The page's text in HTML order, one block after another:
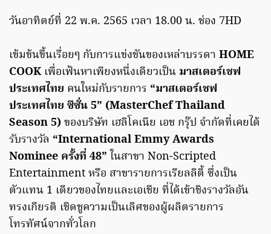
วันอาทิตย์ที่ 22 พ.ค. 2565 เวลา 18.00 น. ช่อง 7HD
เข้มข้นขึ้นเรื่อยๆ กับการแข่งขันของเหล่าบรรดา HOME
COOKเพื่อเฟ้นหาเพียงหนึ่งเดียวเป็น มาสเตอร์เชฟ
ประเทศไทย คนใหม่กับรายการ “มาสเตอร์เชฟ
ประเทศไทย ซีซั่น 5” (MasterChef Thailand
Season 5)ของบริษัท เฮลิโคเนีย เอช กรุ๊ป จำกัดที่เคยได้
รับรางวัล “International Emmy Awards
Nominee ครั้งที่ 48” ในสาขา Non-Scripted
Entertainment หรือ สาขารายการเรียลลิตี้ ซึ่งเป็น
ตัวแทน 1 เดียวของไทยและเอเชีย ที่ได้เข้าชิงรางวัลอัน
ทรงเกียรติ เชิดชูความเป็นเลิศของผู้ผลิตรายการ
โทรทัศน์จากทั่วโลก